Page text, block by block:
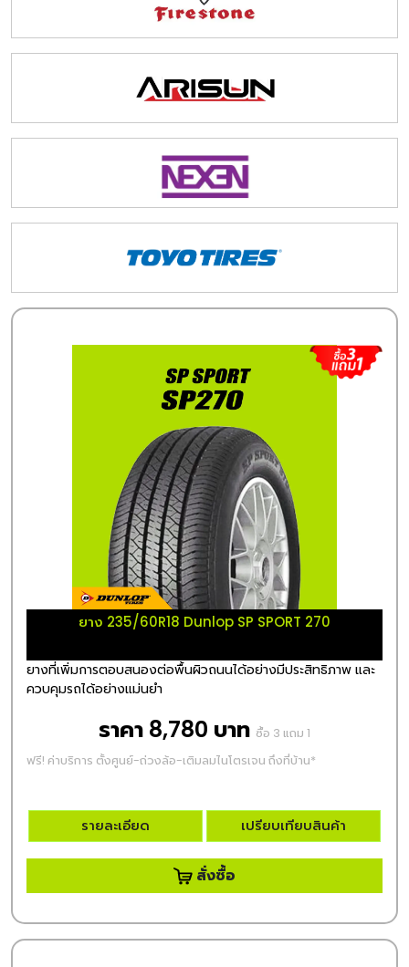
ยาง 235/60R18 Dunlop SP SPORT 270
ยางที่เพิ่มการตอบสนองต่อพื้นผิวถนนได้อย่างมีประสิทธิภาพ และ
ควบคุมรถได้อย่างแม่นยำ
ราคา 8,780 บาท ซื้อ 3 แถม 1
ฟรี! ค่าบริการ ตั้งศูนย์-ถ่วงล้อ-เติมลมไนโตรเจน ถึงที่บ้าน*
รายละเอียด เปรียบเทียบสินค้า
สั่งซื้อ